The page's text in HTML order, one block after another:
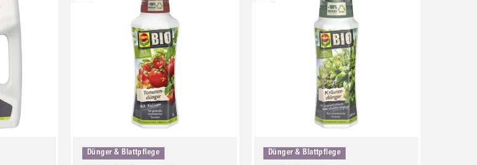
Dünger & Blattpflege Dünger & Blattpflege